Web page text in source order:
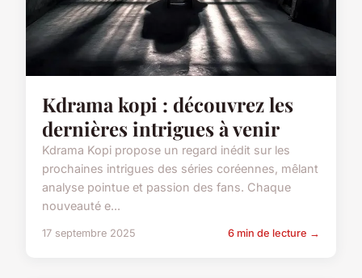
Kdrama kopi : découvrez les
dernières intrigues à venir
Kdrama Kopi propose un regard inédit sur les
prochaines intrigues des séries coréennes, mêlant
analyse pointue et passion des fans. Chaque
nouveauté e...
17 septembre 2025 6 min de lecture →